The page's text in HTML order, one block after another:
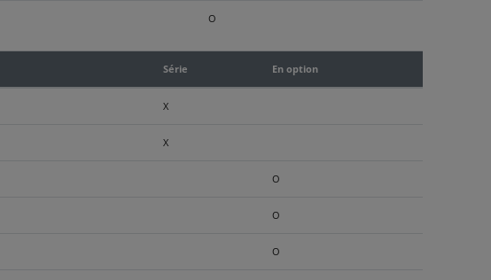
O
Série En option
X
X
O
O
O